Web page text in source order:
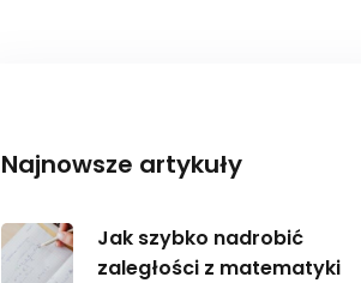
Najnowsze artykuły
Jak szybko nadrobić
zaległości z matematyki